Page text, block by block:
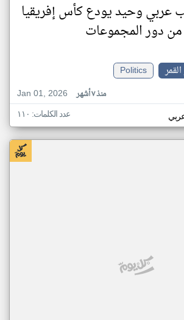
عربي وحيد يودع كأس إفريقيا
Politics
Jan 01, 2026
منذ ٧ أشهر
عدد الكلمات: ١١٠